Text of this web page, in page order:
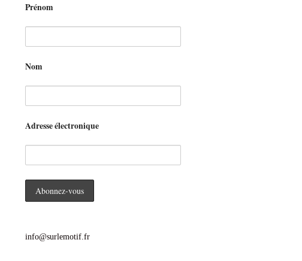
Prénom
Nom
Adresse électronique
info@surlemotif.fr